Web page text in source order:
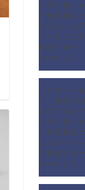
の取り扱い
ア教育移住
11月からお
クールに入
移住サポー
News より
【グローバ
ィ 毎月5万
み立てるオ
の取り扱い
ア教育移住
11月からマ
の相談サポ
News より